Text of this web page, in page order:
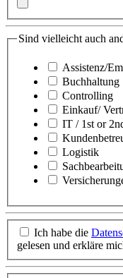
Sind vielleicht auch
Assistenz/
Buchhaltung
Controlling
Einkauf/
IT / 1st or
Logistik
Ich habe die
gelesen und erkläre